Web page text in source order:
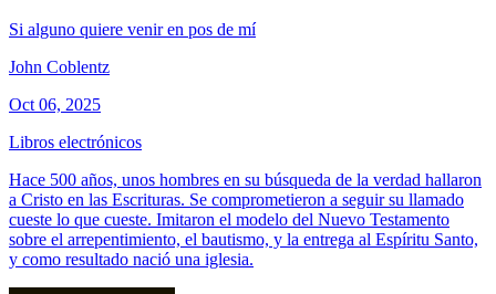
Si alguno quiere venir en pos de mí
John Coblentz
Oct 06, 2025
Libros electrónicos
Hace 500 años, unos hombres en su búsqueda de la verdad hallaron
a Cristo en las Escrituras. Se comprometieron a seguir su llamado
cueste lo que cueste. Imitaron el modelo del Nuevo Testamento
sobre el arrepentimiento, el bautismo, y la entrega al Espíritu Santo,
y como resultado nació una iglesia.